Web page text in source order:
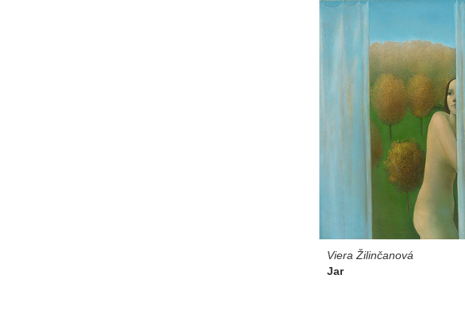
Viera Žilinčanová
Jar